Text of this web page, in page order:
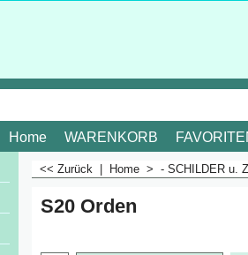
Home WARENKORB
<< Zurück Home > - SCHILDER u.
S20 Orden